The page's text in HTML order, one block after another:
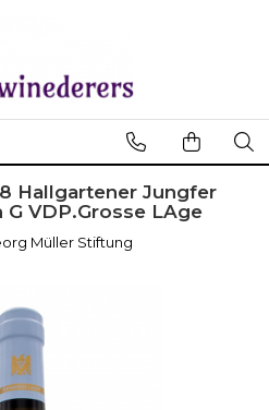
Hallgartener Jungfer
VDP.Grosse LAge
Müller Stiftung